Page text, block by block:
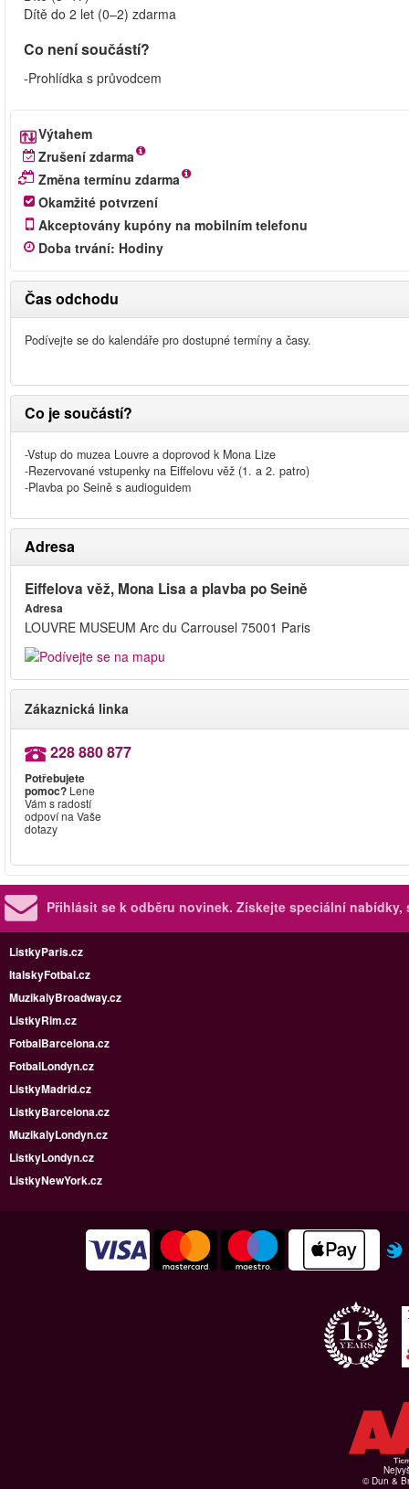
Dítě do 2 let (0–2) zdarma
Co není součástí?
-Prohlídka s průvodcem
Výtahem
Zrušení zdarma
Změna termínu zdarma
Okamžité potvrzení
Akceptovány kupóny na mobilním telefonu
Doba trvání: Hodiny
Čas odchodu
Podívejte se do kalendáře pro dostupné termíny a časy.
Co je součástí?
-Vstup do muzea Louvre a doprovod k Mona Lize
-Rezervované vstupenky na Eiffelovu věž (1. a 2. patro)
-Plavba po Seině s audioguidem
Adresa
Eiffelova věž, Mona Lisa a plavba po Seině
Adresa
LOUVRE MUSEUM Arc du Carrousel 75001 Paris
Zákaznická linka
228 880 877
Potřebujete
pomoc?Lene
Vám s radostí
odpoví na Vaše
dotazy
Přihlásit se k odběru novinek. Získejte speciální nabídky,
ListkyParis.cz
ItalskyFotbal.cz
MuzikalyBroadway.cz
ListkyRim.cz
FotbalBarcelona.cz
FotbalLondyn.cz
ListkyMadrid.cz
ListkyBarcelona.cz
MuzikalyLondyn.cz
ListkyLondyn.cz
ListkyNewYork.cz
© Dun &